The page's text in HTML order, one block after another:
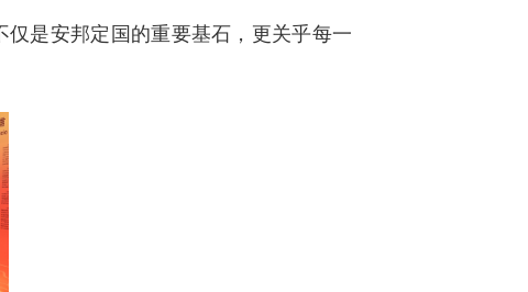
是安邦定国的重要基石，更关乎每一